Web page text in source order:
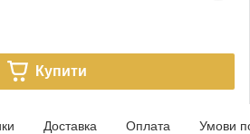
Купити
Доставка Оплата Умови